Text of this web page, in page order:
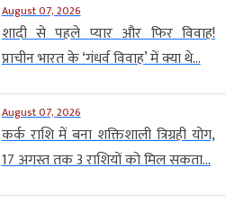
August 07, 2026
शादी से पहले प्यार और फिर विवाह!
प्राचीन भारत के ‘गंधर्व विवाह’ में क्या थे...
August 07, 2026
कर्क राशि में बना शक्तिशाली त्रिग्रही योग,
17 अगस्त तक 3 राशियों को मिल सकता...